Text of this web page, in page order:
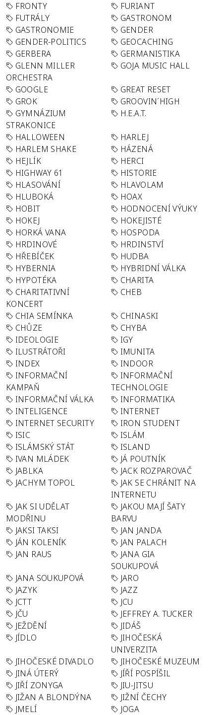
FRONTY
FURIANT
FUTRÁLY
GASTRONOM
GASTRONOMIE
GENDER
GENDER-POLITICS
GEOCACHING
GERBERA
GERMANISTIKA
GLENN MILLER
ORCHESTRA
GOJA MUSIC HALL
GOOGLE
GREAT RESET
GROK
GROOVIN´HIGH
GYMNÁZIUM
STRAKONICE
H.E.A.T.
HALLOWEEN
HARLEJ
HARLEM SHAKE
HÁZENÁ
HEJLÍK
HERCI
HIGHWAY 61
HISTORIE
HLASOVÁNÍ
HLAVOLAM
HLUBOKÁ
HOAX
HOBIT
HODNOCENÍ VÝUKY
HOKEJ
HOKEJISTÉ
HORKÁ VANA
HOSPODA
HRDINOVÉ
HRDINSTVÍ
HŘEBÍČEK
HUDBA
HYBERNIA
HYBRIDNÍ VÁLKA
HYPOTÉKA
CHARITA
CHARITATIVNÍ
KONCERT
CHEB
CHIA SEMÍNKA
CHINASKI
CHŮZE
CHYBA
IDEOLOGIE
IGY
ILUSTRÁTOŘI
IMUNITA
INDEX
INDOOR
INFORMAČNÍ
KAMPAŇ
INFORMAČNÍ
TECHNOLOGIE
INFORMAČNÍ VÁLKA
INFORMATIKA
INTELIGENCE
INTERNET
INTERNET SECURITY
IRON STUDENT
ISIC
ISLÁM
ISLÁMSKÝ STÁT
ISLAND
IVAN MLÁDEK
JÁ POUTNÍK
JABLKA
JACK ROZPAROVAČ
JACHYM TOPOL
JAK SE CHRÁNIT NA
INTERNETU
JAK SI UDĚLAT
MODŘINU
JAKOU MAJÍ ŠATY
BARVU
JAKSI TAKSI
JAN JANDA
JÁN KOLENÍK
JAN PALACH
JAN RAUS
JANA GIA
SOUKUPOVÁ
JANA SOUKUPOVÁ
JARO
JAZYK
JAZZ
JCTT
JCU
JČU
JEFFREY A. TUCKER
JEŽDĚNÍ
JIDÁŠ
JÍDLO
JIHOČESKÁ
UNIVERZITA
JIHOČESKÉ DIVADLO
JIHOČESKÉ MUZEUM
JINÁ ÚTERÝ
JÍŘÍ POSPÍŠIL
JIŘÍ ZONYGA
JIU-JITSU
JIŽAN A BLONDÝNA
JIŽNÍ ČECHY
JMELÍ
JOGA